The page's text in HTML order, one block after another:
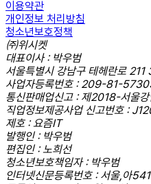
이용약관
개인정보 처리방침
청소년보호정책
㈜위시켓
대표이사 : 박우범
서울특별시 강남구 테헤란로
사업자등록번호 : 209-81-
통신판매업신고 : 제2018-서울
직업정보제공사업 신고번호 :
제호 : 요즘IT
발행인 : 박우범
편집인 : 노희선
청소년보호책임자 : 박우범
인터넷신문등록번호 : 서울,아